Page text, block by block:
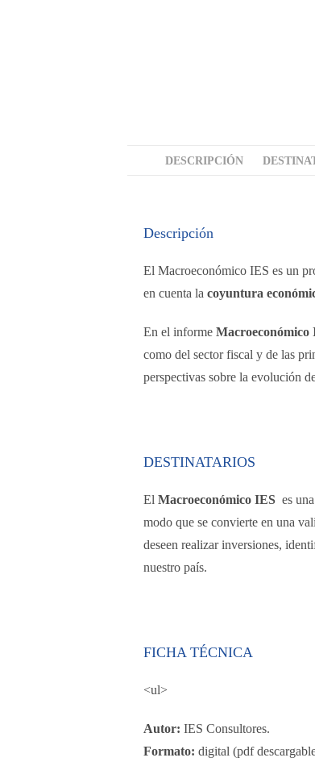
DESCRIPCIÓN
Descripción
El Macroeconómico IES es un
en cuenta la coyuntura
En el informe Macroeconómico
como del sector fiscal y de las
perspectivas sobre la evolución
DESTINATARIOS
El Macroeconómico IES es
modo que se convierte en una
deseen realizar inversiones,
nuestro país.
FICHA TÉCNICA
<ul>
Autor: IES Consultores.
Formato: digital (pdf